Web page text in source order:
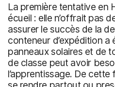
La première tentative en
écueil : elle n’offrait pas
assurer le succès de la
conteneur d’expédition a
panneaux solaires et de
de classe peut avoir
l’apprentissage. De